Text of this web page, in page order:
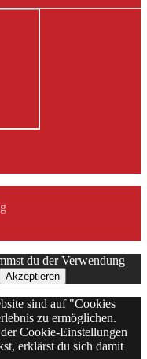
du der Verwendung
Akzeptieren
sind auf "Cookies
zu ermöglichen.
Cookie-Einstellungen
erklärst du sich damit